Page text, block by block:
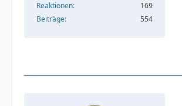
Reaktionen
169
Beiträge
554